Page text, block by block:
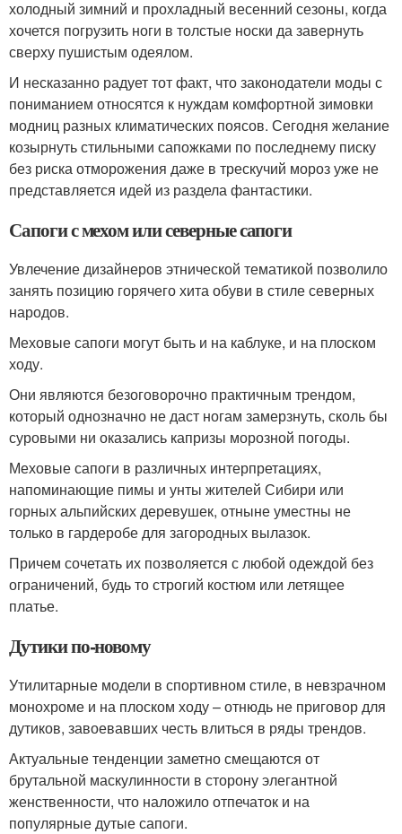
холодный зимний и прохладный весенний сезоны, когда
хочется погрузить ноги в толстые носки да завернуть
сверху пушистым одеялом.
И несказанно радует тот факт, что законодатели моды с
пониманием относятся к нуждам комфортной зимовки
модниц разных климатических поясов. Сегодня желание
козырнуть стильными сапожками по последнему писку
без риска отморожения даже в трескучий мороз уже не
представляется идей из раздела фантастики.
Сапоги с мехом или северные сапоги
Увлечение дизайнеров этнической тематикой позволило
занять позицию горячего хита обуви в стиле северных
народов.
Меховые сапоги могут быть и на каблуке, и на плоском
ходу.
Они являются безоговорочно практичным трендом,
который однозначно не даст ногам замерзнуть, сколь бы
суровыми ни оказались капризы морозной погоды.
Меховые сапоги в различных интерпретациях,
напоминающие пимы и унты жителей Сибири или
горных альпийских деревушек, отныне уместны не
только в гардеробе для загородных вылазок.
Причем сочетать их позволяется с любой одеждой без
ограничений, будь то строгий костюм или летящее
платье.
Дутики по-новому
Утилитарные модели в спортивном стиле, в невзрачном
монохроме и на плоском ходу – отнюдь не приговор для
дутиков, завоевавших честь влиться в ряды трендов.
Актуальные тенденции заметно смещаются от
брутальной маскулинности в сторону элегантной
женственности, что наложило отпечаток и на
популярные дутые сапоги.